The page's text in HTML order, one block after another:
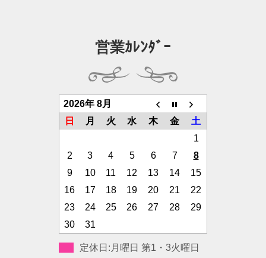
営業ｶﾚﾝﾀﾞｰ
2026年 8月
日
月 火 水 木 金
土
1
2
3 4 5 6 7
8
9
10 11 12 13 14
15
16
17 18 19 20 21
22
23
24 25 26 27 28
29
30
31
定休日:月曜日 第1・3火曜日